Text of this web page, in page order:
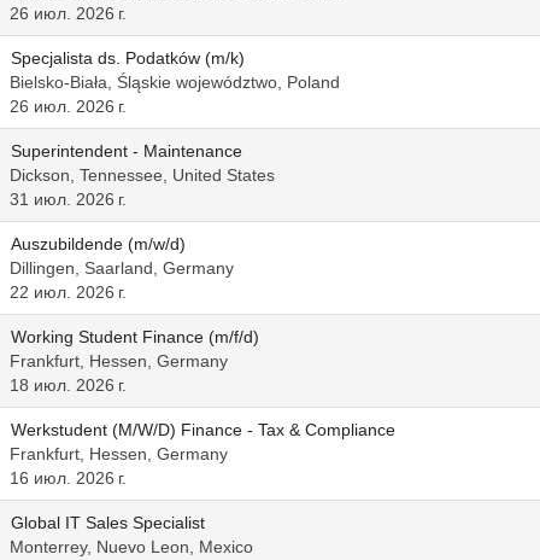
26 июл. 2026 г.
Specjalista ds. Podatków (m/k)
Bielsko-Biała, Śląskie województwo, Poland
26 июл. 2026 г.
Superintendent - Maintenance
Dickson, Tennessee, United States
31 июл. 2026 г.
Auszubildende (m/w/d)
Dillingen, Saarland, Germany
22 июл. 2026 г.
Working Student Finance (m/f/d)
Frankfurt, Hessen, Germany
18 июл. 2026 г.
Werkstudent (M/W/D) Finance - Tax & Compliance
Frankfurt, Hessen, Germany
16 июл. 2026 г.
Global IT Sales Specialist
Monterrey, Nuevo Leon, Mexico